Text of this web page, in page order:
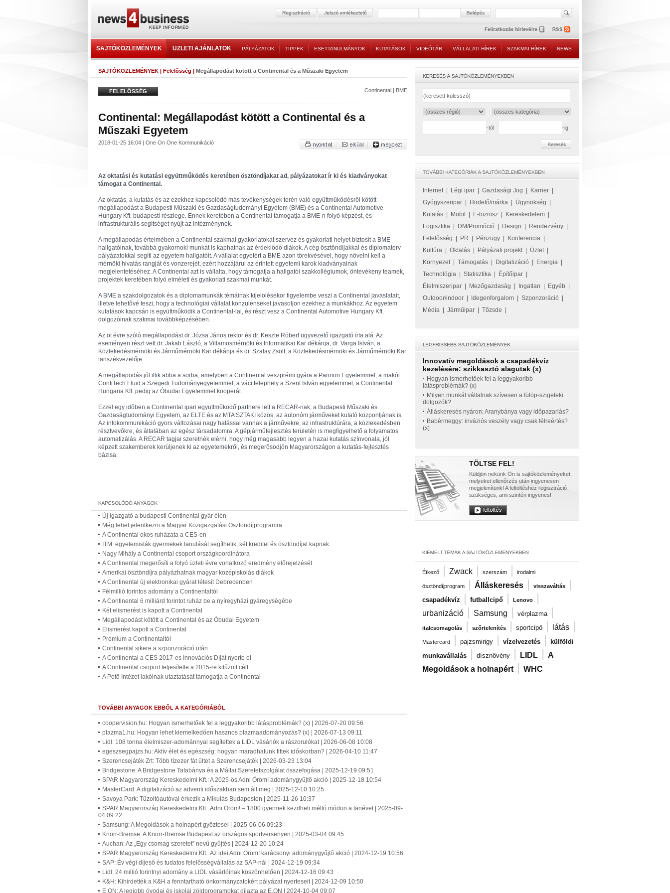
SAJTÓKÖZLEMÉNYEK ÜZLETI AJÁNLATOK PÁLYÁZATOK TIPPEK ESETTANULMÁNYOK KUTATÁSOK VIDEÓTÁR VÁLLALATI HÍREK SZAKMAI HÍREK NEWS
SAJTÓKÖZLEMÉNYEK | Felelősség | Megállapodást kötött a Continental és a Műszaki Egyetem
FELELŐSSÉG Continental | BME
Continental: Megállapodást kötött a Continental és a
Műszaki Egyetem
2018-01-25 16:04 | One On One Kommunikáció
Az oktatási és kutatási együttműködés keretében ösztöndíjakat ad, pályázatokat ír ki és kiadványokat
támogat a Continental.
Az oktatás, a kutatás és az ezekhez kapcsolódó más tevékenységek terén való együttműködésről kötött
megállapodást a Budapesti Műszaki és Gazdaságtudományi Egyetem (BME) és a Continental Automotive
Hungary Kft. budapesti részlege. Ennek keretében a Continental támogatja a BME-n folyó képzést, és
infrastrukturális segítséget nyújt az intézménynek.
A megállapodás értelmében a Continental szakmai gyakorlatokat szervez és gyakorlati helyet biztosít a BME
hallgatóinak, továbbá gyakornoki munkát is kaphatnak az érdeklődő diákok. A cég ösztöndíjakkal és diplomaterv
pályázatokkal segíti az egyetem hallgatóit. A vállalat egyetért a BME azon törekvésével, hogy növelni kell a
mérnöki hivatás rangját és vonzerejét, ezért hozzájárul az érintett egyetemi karok kiadványainak
megjelentetéséhez. A Continental azt is vállalta, hogy támogatja a hallgatói szakkollégiumok, öntevékeny teamek,
projektek keretében folyó elméleti és gyakorlati szakmai munkát.
A BME a szakdolgozatok és a diplomamunkák témáinak kijelölésekor figyelembe veszi a Continental javaslatait,
illetve lehetővé teszi, hogy a technológiai vállalat konzulenseket javasoljon ezekhez a munkákhoz. Az egyetem
kutatások kapcsán is együttműködik a Continental-lal, és részt vesz a Continental Automotive Hungary Kft.
dolgozóinak szakmai továbbképzésében.
Az öt évre szóló megállapodást dr. Józsa János rektor és dr. Keszte Róbert ügyvezető igazgató írta alá. Az
eseményen részt vett dr. Jakab László, a Villamosmérnöki és Informatikai Kar dékánja, dr. Varga István, a
Közlekedésmérnöki és Járműmérnöki Kar dékánja és dr. Szalay Zsolt, a Közlekedésmérnöki és Járműmérnöki Kar
tanszékvezetője.
A megállapodás jól illik abba a sorba, amelyben a Continental veszprémi gyára a Pannon Egyetemmel, a makói
ContiTech Fluid a Szegedi Tudományegyetemmel, a váci telephely a Szent István egyetemmel, a Continental
Hungaria Kft. pedig az Óbudai Egyetemmel kooperál.
Ezzel egy időben a Continental ipari együttműködő partnere lett a RECAR-nak, a Budapesti Műszaki és
Gazdaságtudományi Egyetem, az ELTE és az MTA SZTAKI közös, az autonóm járműveket kutató központjának is.
Az infokommunikáció gyors változásai nagy hatással vannak a járművekre, az infrastruktúrára, a közlekedésben
résztvevőkre, és általában az egész társadalomra. A gépjárműfejlesztés területén is megfigyelhető a folyamatos
automatizálás. A RECAR tagjai szeretnék elérni, hogy még magasabb legyen a hazai kutatás színvonala, jól
képzett szakemberek kerüljenek ki az egyetemekről, és megerősödjön Magyarországon a kutatás-fejlesztés
bázisa.
Új igazgató a budapesti Continental gyár élén
Még lehet jelentkezni a Magyar Közigazgatási Ösztöndíjprogramra
A Continental okos ruházata a CES-en
ITM: egyetemisták gyermekek tanulását segíthetik, két kreditet és ösztöndíjat kapnak
Nagy Mihály a Continental csoport országkoordinátora
A Continental megerősíti a folyó üzleti évre vonatkozó eredmény előrejelzését
Amerikai ösztöndíjra pályázhatnak magyar középiskolás diákok
A Continental új elektronikai gyárat létesít Debrecenben
Félmillió forintos adomány a Continentaltól
A Continental 6 milliárd forintot ruház be a nyíregyházi gyáregységébe
Két elismerést is kapott a Continental
Megállapodást kötött a Continental és az Óbudai Egyetem
Elismerést kapott a Continental
Prémium a Continentaltól
Continental sikere a szponzoráció után
A Continental a CES 2017-es Innovációs Díját nyerte el
A Continental csoport teljesítette a 2015-re kitűzött célt
A Pető Intézet lakóinak utaztatását támogatja a Continental
TOVÁBBI ANYAGOK EBBŐL A KATEGÓRIÁBÓL
coopervision.hu: Hogyan ismerhetőek fel a leggyakoribb látásproblémák? (x) | 2026-07-20 09:56
plazma1.hu: Hogyan lehet kiemelkedően hasznos plazmaadományozás? (x) | 2026-07-13 09:11
Lidl: 108 tonna élelmiszer-adománnyal segítettek a LIDL vásárlók a rászorulókat | 2026-06-08 10:08
egeszsegpajzs.hu: Aktív élet és egészség: hogyan maradhatunk fittek időskorban? | 2026-04-10 11:47
Szerencsejáték Zrt: Több tízezer fát ültet a Szerencsejáték | 2026-03-23 13:04
Bridgestone: A Bridgestone Tatabánya és a Máltai Szeretetszolgálat összefogása | 2025-12-19 09:51
SPAR Magyarország Kereskedelmi Kft.: A 2025-ös Adni Öröm! adománygyűjtő akció | 2025-12-18 10:54
MasterCard: A digitalizáció az adventi időszakban sem áll meg | 2025-12-10 10:25
Savoya Park: Tűzoltóautóval érkezik a Mikulás Budapesten | 2025-11-26 10:37
SPAR Magyarország Kereskedelmi Kft.: Adni Öröm! – 1800 gyermek kezdheti méltó módon a tanévet | 2025-09-
04 09:22
Samsung: A Megoldások a holnapért győztesei | 2025-06-06 09:23
Knorr-Bremse: A Knorr-Bremse Budapest az országos sportversenyen | 2025-03-04 09:45
Auchan: Az „Egy csomag szeretet” nevű gyűjtés | 2024-12-20 10:24
SPAR Magyarország Kereskedelmi Kft.: Az idei Adni Öröm! karácsonyi adománygyűjtő akció | 2024-12-19 10:56
SAP: Év végi díjeső és tudatos felelősségvállalás az SAP-nál | 2024-12-19 09:34
Lidl: 24 millió forintnyi adomány a LIDL vásárlóinak köszönhetően | 2024-12-16 09:43
K&H: Kihirdették a K&H a fenntartható önkormányzatokért pályázat nyerteseit | 2024-12-09 10:50
E.ON: A legjobb óvodai és iskolai zöldprogramokat díjazta az E.ON | 2024-10-04 09:07
-tól -ig
Internet| Légi ipar Gazdasági Jog Karrier
Gyógyszeripar
Hirdető/márka Ügynökség
Kutatás
Mobil E-biznisz Kereskedelem
Logisztika
DM/Promóció Design Rendezvény
Felelősség
PR Pénzügy Konferencia
Kultúra
Oktatás Pályázati projekt| Üzlet|
Környezet| Támogatás Digitalizáció Energia
Technológia
Statisztika Építőipar
Élelmiszeripar
Mezőgazdaság Ingatlan Egyéb
Outdoor/indoor
Idegenforgalom Szponzoráció
Média
Járműipar Tőzsde
Innovatív megoldások a csapadékvíz
kezelésére: szikkasztó alagutak (x)
Hogyan ismerhetőek fel a leggyakoribb
látásproblémák? (x)
Milyen munkát vállalnak szívesen a fülöp-szigeteki
dolgozók?
Álláskeresés nyáron: Aranybánya vagy időpazarlás?
Babérmeggy: inváziós veszély vagy csak félreértés?
(x)
TÖLTSE FEL!
Küldjön nekünk Ön is sajtóközleményeket,
melyeket ellenőrzés után ingyenesen
megjelenítünk! A feltöltéshez regisztráció
szükséges, ami szintén ingyenes!
Étkező | Zwack | szerszám | irodalmi
ösztöndíjprogram | Álláskeresés | visszaváltás |
csapadékvíz | futballcipő | Lenovo |
urbanizáció | Samsung | vérplazma |
italcsomagolás | szőrtelenítés | sportcipő | látás |
Mastercard | pajzsmirigy | vízelvezetés |
külföldi
munkavállalás | dísznövény | LIDL | A
Megoldások a holnapért | WHC